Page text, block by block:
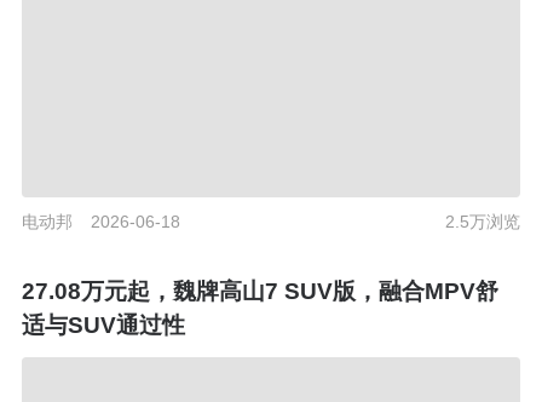
电动邦 2026-06-18 2.5万浏览
27.08万元起，魏牌高山7 SUV版，融合MPV舒
适与SUV通过性